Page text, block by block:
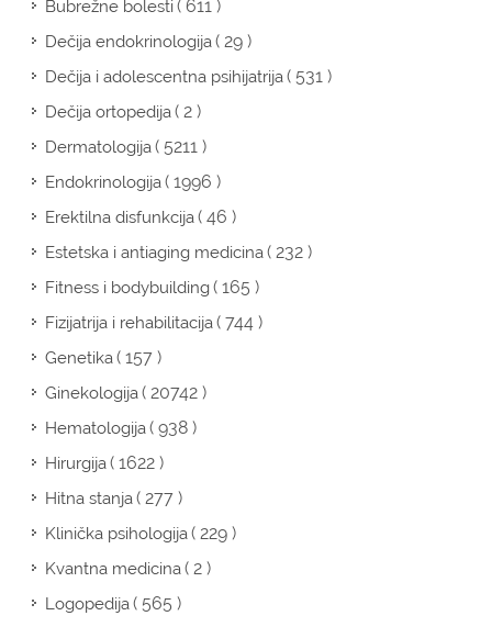
Bubrežne bolesti( 611 )
Dečija endokrinologija( 29 )
Dečija i adolescentna psihijatrija( 531 )
Dečija ortopedija( 2 )
Dermatologija( 5211 )
Endokrinologija( 1996 )
Erektilna disfunkcija( 46 )
Estetska i antiaging medicina( 232 )
Fitness i bodybuilding( 165 )
Fizijatrija i rehabilitacija( 744 )
Genetika( 157 )
Ginekologija( 20742 )
Hematologija( 938 )
Hirurgija( 1622 )
Hitna stanja( 277 )
Klinička psihologija( 229 )
Kvantna medicina( 2 )
Logopedija( 565 )